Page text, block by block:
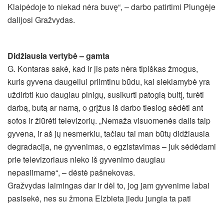
Klaipėdoje to niekad nėra buvę“, – darbo patirtimi Plungėje
dalijosi Gražvydas.
Didžiausia vertybė – gamta
G. Kontaras sakė, kad ir jis pats nėra tipiškas žmogus,
kuris gyvena daugeliui priimtinu būdu, kai siekiamybė yra
uždirbti kuo daugiau pinigų, susikurti patogią buitį, turėti
darbą, butą ar namą, o grįžus iš darbo tiesiog sėdėti ant
sofos ir žiūrėti televizorių. „Nemaža visuomenės dalis taip
gyvena, ir aš jų nesmerkiu, tačiau tai man būtų didžiausia
degradacija, ne gyvenimas, o egzistavimas – juk sėdėdami
prie televizoriaus nieko iš gyvenimo daugiau
nepasiimame“, – dėstė pašnekovas.
Gražvydas laimingas dar ir dėl to, jog jam gyvenime labai
pasisekė, nes su žmona Elzbieta jiedu jungia ta pati